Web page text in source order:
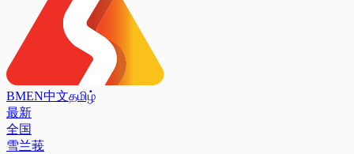
BMEN中文தமிழ்
最新
全国
雪兰莪